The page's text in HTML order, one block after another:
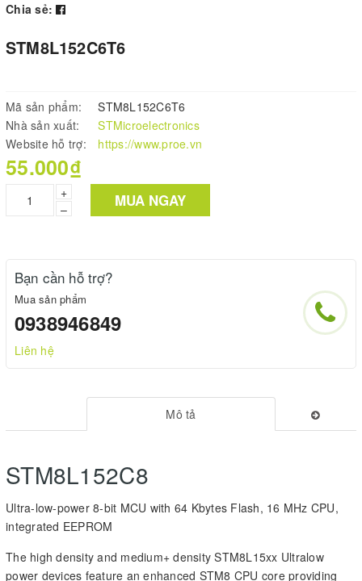
Chia sẻ:
STM8L152C6T6
Mã sản phẩm:
STM8L152C6T6
Nhà sản xuất:
STMicroelectronics
Website hỗ trợ:
https://www.proe.vn
55.000₫
+
–
MUA NGAY
Bạn cần hỗ trợ?
Mua sản phẩm
0938946849
Liên hệ
Mô tả
STM8L152C8
Ultra-low-power 8-bit MCU with 64 Kbytes Flash, 16 MHz CPU,
integrated EEPROM
The high density and medium+ density STM8L15xx Ultralow
power devices feature an enhanced STM8 CPU core providing